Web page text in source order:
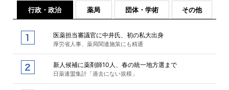
行政・政治 薬局 団体・学術 その他
医薬担当審議官に中井氏、初の私大出身
厚労省人事、薬局関連施策にも精通
新人候補に薬剤師10人、春の統一地方選まで
日薬連盟集計「過去にない規模」